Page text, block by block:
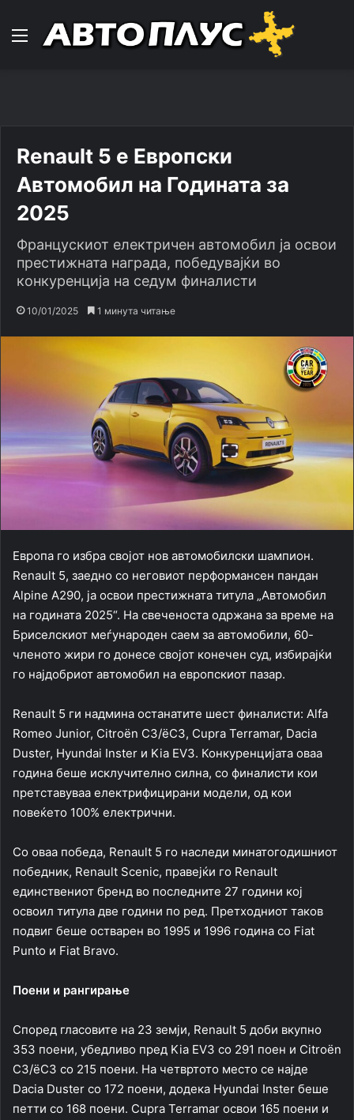
Навигација
Renault 5 е Европски
Автомобил на Годината за
2025
Францускиот електричен автомобил ја освои
престижната награда, победувајќи во
конкуренција на седум финалисти
10/01/2025 1 минута читање
Европа го избра својот нов автомобилски шампион.
Renault 5, заедно со неговиот перформансен пандан
Alpine A290, ја освои престижната титула „Автомобил
на годината 2025“. На свеченоста одржана за време на
Бриселскиот меѓународен саем за автомобили, 60-
членото жири го донесе својот конечен суд, избирајќи
го најдобриот автомобил на европскиот пазар.
Renault 5 ги надмина останатите шест финалисти: Alfa
Romeo Junior, Citroën C3/ëC3, Cupra Terramar, Dacia
Duster, Hyundai Inster и Kia EV3. Конкуренцијата оваа
година беше исклучително силна, со финалисти кои
претставуваа електрифицирани модели, од кои
повеќето 100% електрични.
Со оваа победа, Renault 5 го наследи минатогодишниот
победник, Renault Scenic, правејќи го Renault
единствениот бренд во последните 27 години кој
освоил титула две години по ред. Претходниот таков
подвиг беше остварен во 1995 и 1996 година со Fiat
Punto и Fiat Bravo.
Поени и рангирање
Според гласовите на 23 земји, Renault 5 доби вкупно
353 поени, убедливо пред Kia EV3 со 291 поен и Citroën
C3/ëC3 со 215 поени. На четвртото место се најде
Dacia Duster со 172 поени, додека Hyundai Inster беше
петти со 168 поени. Cupra Terramar освои 165 поени и